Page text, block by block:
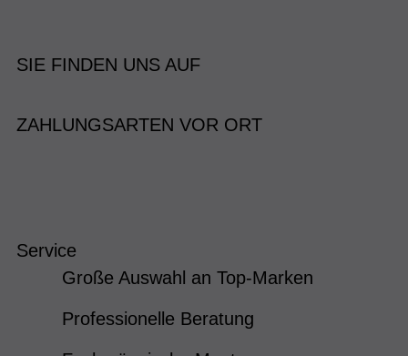
SIE FINDEN UNS AUF
ZAHLUNGSARTEN VOR ORT
Service
Große Auswahl an Top-Marken
Professionelle Beratung